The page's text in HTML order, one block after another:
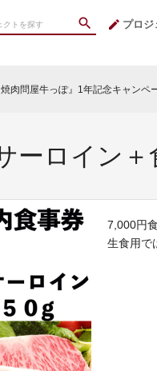
プロジ
肉問屋牛っぽ』1年記念キャンペ
ーロイン
7,000円
生食用で